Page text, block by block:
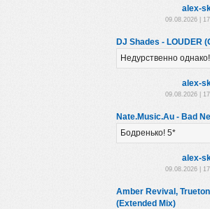
alex-
09.08.2026 |
DJ Shades - LOUDER
Недурственно
alex-
09.08.2026 |
Nate.Music.Au - Bad
Бодренько! 5*
alex-
09.08.2026 |
Amber Revival,
(Extended Mix)